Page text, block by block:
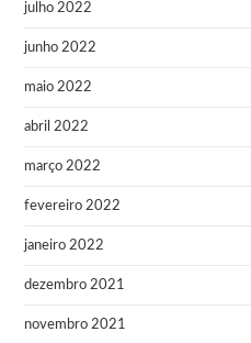
julho 2022
junho 2022
maio 2022
abril 2022
março 2022
fevereiro 2022
janeiro 2022
dezembro 2021
novembro 2021